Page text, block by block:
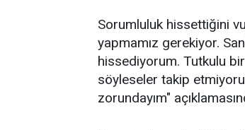
Sorumluluk hissettiğini
yapmamız gerekiyor.
hissediyorum. Tutkulu bir
söyleseler takip
zorundayım"